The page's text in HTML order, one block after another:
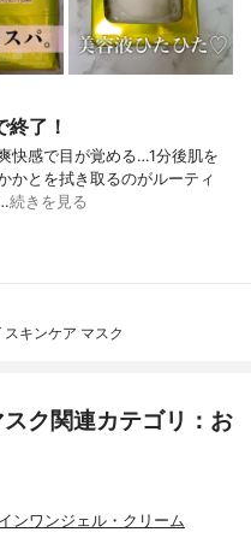
了！
快感で目が覚める…1分後肌を
かとを拭き取るのがルーティ
続きを見る
キンケア マスク
ク関連カテゴリ：お
ンワンジェル・クリーム